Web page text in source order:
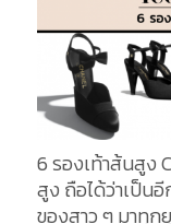
6 รองเท้าส้นสูง
สูง ถือได้ว่าเป็นอี
ของสาว ๆ มาทุก